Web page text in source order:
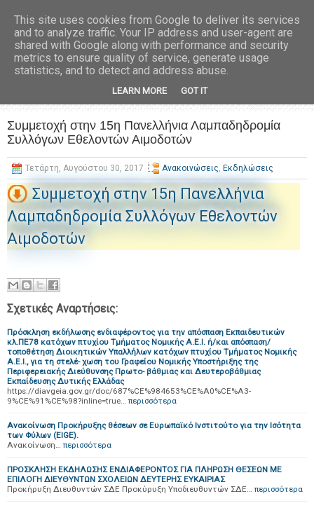
Συμμετοχή στην 15η Πανελλήνια Λαμπαδηδρομία
Συλλόγων Εθελοντών Αιμοδοτών
Τετάρτη, Αυγούστου 30, 2017 Ανακοινώσεις, Εκδηλώσεις
Συμμετοχή στην 15η Πανελλήνια
Λαμπαδηδρομία Συλλόγων Εθελοντών
Αιμοδοτών
Σχετικές Αναρτήσεις:
Πρόσκληση εκδήλωσης ενδιαφέροντος για την απόσπαση Εκπαιδευτικών
κλ.ΠΕ78 κατόχων πτυχίου Τμήματος Νομικής Α.Ε.Ι. ή/και απόσπαση/
τοποθέτηση Διοικητικών Υπαλλήλων κατόχων πτυχίου Τμήματος Νομικής
Α.Ε.Ι., για τη στελέ- χωση του Γραφείου Νομικής Υποστήριξης της
Περιφερειακής Διεύθυνσης Πρωτο- βάθμιας και Δευτεροβάθμιας
Εκπαίδευσης Δυτικής Ελλάδας
https://diavgeia.gov.gr/doc/687%CE%984653%CE%A0%CE%A3-
9%CE%91%CE%98?inline=true… περισσότερα
Ανακοίνωση Προκήρυξης θέσεων σε Ευρωπαϊκό Ινστιτούτο για την Ισότητα
των Φύλων (EIGE).
Ανακοίνωση… περισσότερα
ΠΡΟΣΚΛΗΣΗ ΕΚΔΗΛΩΣΗΣ ΕΝΔΙΑΦΕΡΟΝΤΟΣ ΓΙΑ ΠΛΗΡΩΣΗ ΘΕΣΕΩΝ ΜΕ
ΕΠΙΛΟΓΗ ΔΙΕΥΘΥΝΤΩΝ ΣΧΟΛΕΙΩΝ ΔΕΥΤΕΡΗΣ ΕΥΚΑΙΡΙΑΣ
Προκήρυξη Διευθυντών ΣΔΕ Προκύρυξη Υποδιευθυντών ΣΔΕ… περισσότερα
This site uses cookies from Google to deliver its services
and to analyze traffic. Your IP address and user-agent are
shared with Google along with performance and security
metrics to ensure quality of service, generate usage
statistics, and to detect and address abuse.
LEARN MORE GOT IT